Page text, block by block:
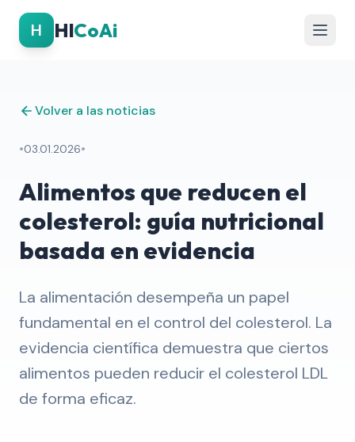
H HlCoAi
Volver a las noticias
•03.01.2026•
Alimentos que reducen el
colesterol: guía nutricional
basada en evidencia
La alimentación desempeña un papel
fundamental en el control del colesterol. La
evidencia científica demuestra que ciertos
alimentos pueden reducir el colesterol LDL
de forma eficaz.